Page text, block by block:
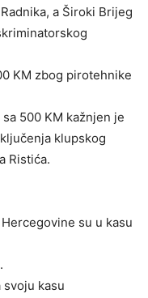
a Široki Brijeg
KM zbog pirotehnike
500 KM kažnjen je
klupskog
Ristića.
su u kasu
svoju kasu